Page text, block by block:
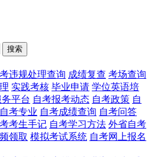
搜索
违规处理查询 成绩复查 考场查询
实践考核 毕业申请 学位英语培
平台 自考报考动态 自考政策 自
自考专业 自考成绩查询 自考问答
考生手记 自考学习方法 外省自考
领取 模拟考试系统 自考网上报名